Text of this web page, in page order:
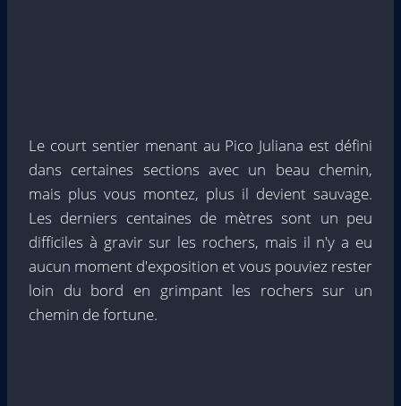
Le court sentier menant au Pico Juliana est défini
dans certaines sections avec un beau chemin,
mais plus vous montez, plus il devient sauvage.
Les derniers centaines de mètres sont un peu
difficiles à gravir sur les rochers, mais il n'y a eu
aucun moment d'exposition et vous pouviez rester
loin du bord en grimpant les rochers sur un
chemin de fortune.